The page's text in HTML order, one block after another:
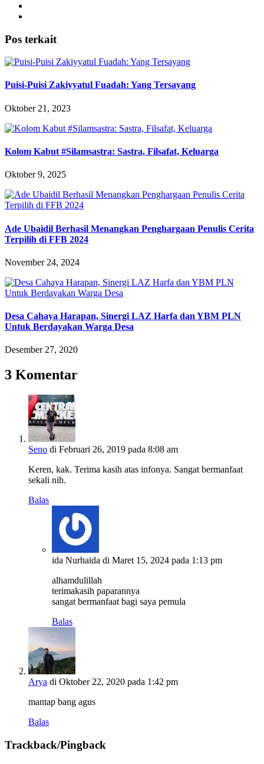
Pos terkait
Puisi-Puisi Zakiyyatul Fuadah: Yang Tersayang
Oktober 21, 2023
Kolom Kabut #Silamsastra: Sastra, Filsafat, Keluarga
Oktober 9, 2025
Ade Ubaidil Berhasil Menangkan Penghargaan Penulis Cerita
Terpilih di FFB 2024
November 24, 2024
Desa Cahaya Harapan, Sinergi LAZ Harfa dan YBM PLN
Untuk Berdayakan Warga Desa
Desember 27, 2020
3 Komentar
Seno di Februari 26, 2019 pada 8:08 am
Keren, kak. Terima kasih atas infonya. Sangat bermanfaat
sekali nih.
Balas
ida Nurhaida di Maret 15, 2024 pada 1:13 pm
alhamdulillah
terimakasih paparannya
sangat bermanfaat bagi saya pemula
Balas
Arya di Oktober 22, 2020 pada 1:42 pm
mantap bang agus
Balas
Trackback/Pingback